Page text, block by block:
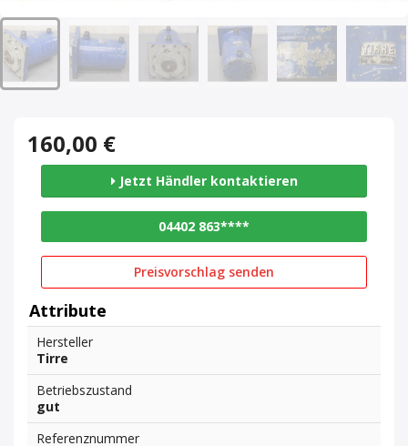
160,00 €
Jetzt Händler kontaktieren
04402 863****
Preisvorschlag senden
Attribute
Hersteller
Tirre
Betriebszustand
gut
Referenznummer